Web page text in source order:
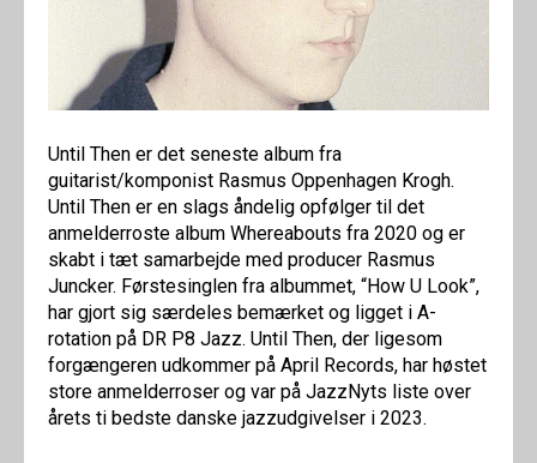
Until Then er det seneste album fra
guitarist/komponist Rasmus Oppenhagen Krogh.
Until Then er en slags åndelig opfølger til det
anmelderroste album Whereabouts fra 2020 og er
skabt i tæt samarbejde med producer Rasmus
Juncker. Førstesinglen fra albummet, “How U Look”,
har gjort sig særdeles bemærket og ligget i A-
rotation på DR P8 Jazz. Until Then, der ligesom
forgængeren udkommer på April Records, har høstet
store anmelderroser og var på JazzNyts liste over
årets ti bedste danske jazzudgivelser i 2023.